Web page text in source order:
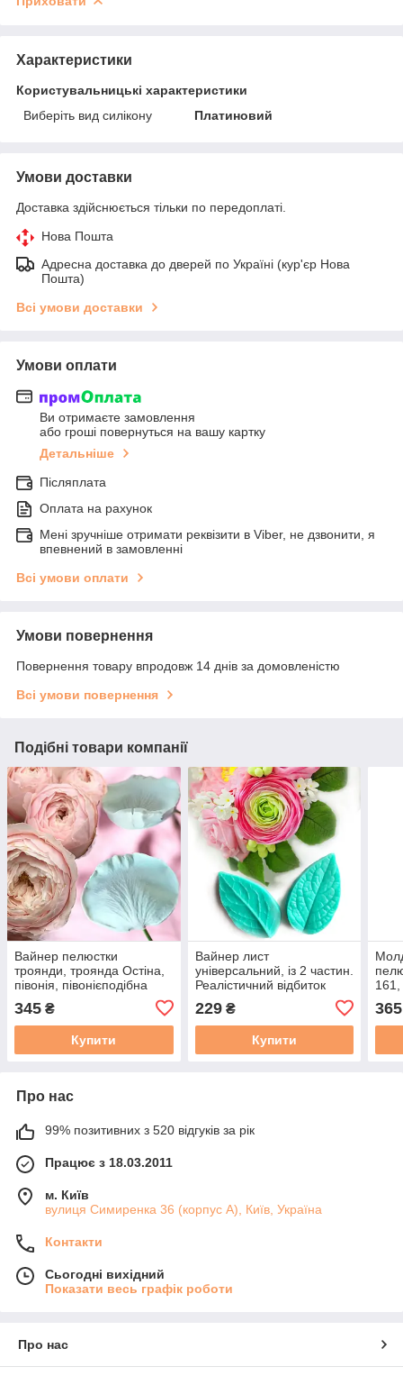
Характеристики
Користувальницькі характеристики
Виберіть вид силікону
Платиновий
Умови доставки
Доставка здійснюється тільки по передоплаті.
Нова Пошта
Адресна доставка до дверей по Україні (кур'єр Нова
Пошта)
Всі умови доставки
Умови оплати
Ви отримаєте замовлення
або гроші повернуться на вашу картку
Детальніше
Післяплата
Оплата на рахунок
Мені зручніше отримати реквізити в Viber, не дзвонити, я
впевнений в замовленні
Всі умови оплати
Умови повернення
Повернення товару впродовж 14 днів за домовленістю
Всі умови повернення
Подібні товари компанії
Вайнер пелюстки
троянди, троянда Остіна,
півонія, півонієподібна
вигином.
345 ₴
Купити
Вайнер лист
універсальний, із 2 частин.
Реалістичний відбиток
229₴
Купити
161,
365
Про нас
99% позитивних з 520 відгуків за рік
Працює з 18.03.2011
м. Київ
вулиця Симиренка 36 (корпус А), Київ, Україна
Контакти
Сьогодні вихідний
Показати весь графік роботи
Про нас